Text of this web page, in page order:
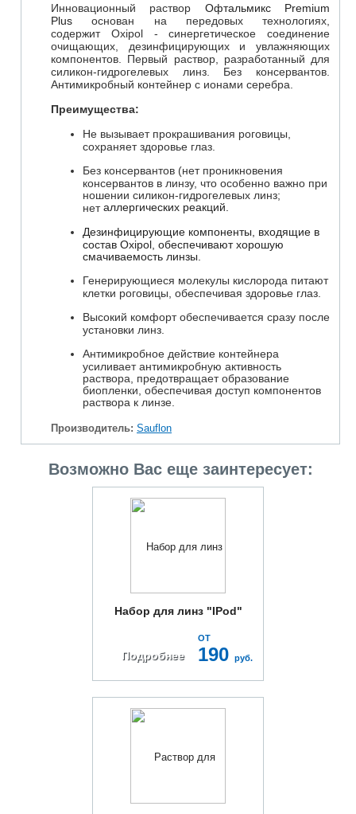
Инновационный раствор Офтальмикс Premium
Plus основан на передовых технологиях,
содержит Oxipol - синергетическое соединение
очищающих, дезинфицирующих и увлажняющих
компонентов. Первый раствор, разработанный для
силикон-гидрогелевых линз. Без консервантов.
Антимикробный контейнер с ионами серебра.
Преимущества:
Не вызывает прокрашивания роговицы,
сохраняет здоровье глаз.
Без консервантов (нет проникновения
консервантов в линзу, что особенно важно при
ношении силикон-гидрогелевых линз;
нет аллергических реакций.
Дезинфицирующие компоненты, входящие в
состав Oxipol, обеспечивают хорошую
смачиваемость линзы.
Генерирующиеся молекулы кислорода питают
клетки роговицы, обеспечивая здоровье глаз.
Высокий комфорт обеспечивается сразу после
установки линз.
Антимикробное действие контейнера
усиливает антимикробную активность
раствора, предотвращает образование
биопленки, обеспечивая доступ компонентов
раствора к линзе.
Производитель: Sauflon
Возможно Вас еще заинтересует:
Набор для линз "IPod"
Подробнее
ОТ
190 руб.